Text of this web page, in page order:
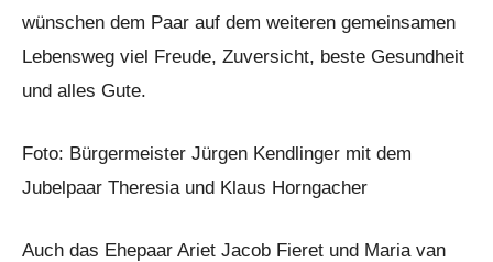
wünschen dem Paar auf dem weiteren gemeinsamen
Lebensweg viel Freude, Zuversicht, beste Gesundheit
und alles Gute.
Foto: Bürgermeister Jürgen Kendlinger mit dem
Jubelpaar Theresia und Klaus Horngacher
Auch das Ehepaar Ariet Jacob Fieret und Maria van